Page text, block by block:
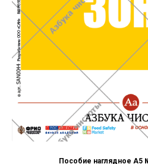
Пособие наглядное А5